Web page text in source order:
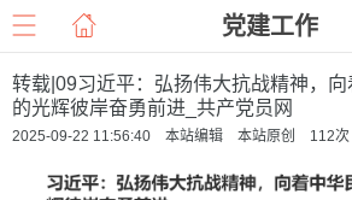
党建工作
转载|09习近平：弘扬伟大抗战精神，
的光辉彼岸奋勇前进_共产党员网
2025-09-22 11:56:40 本站编辑 本站原创 112次